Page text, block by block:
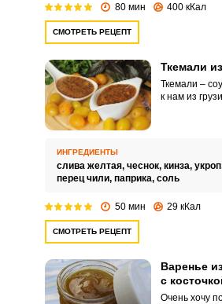
80 мин 400 кКал
СМОТРЕТЬ РЕЦЕПТ
Ткемали
Ткемали –
к нам из
ИНГРЕДИЕНТЫ
слива желтая, чеснок, кинза,
перец чили, паприка, соль
50 мин 29 кКал
СМОТРЕТЬ РЕЦЕПТ
Варенье
с
Очень хочу